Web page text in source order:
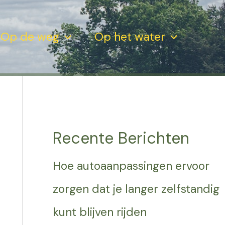
Op de weg Op het water
Recente Berichten
Hoe autoaanpassingen ervoor
zorgen dat je langer zelfstandig
kunt blijven rijden